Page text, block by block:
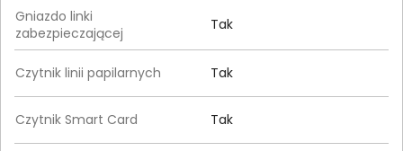
Gniazdo linki
zabezpieczającej
Tak
Czytnik linii papilarnych Tak
Czytnik Smart Card Tak